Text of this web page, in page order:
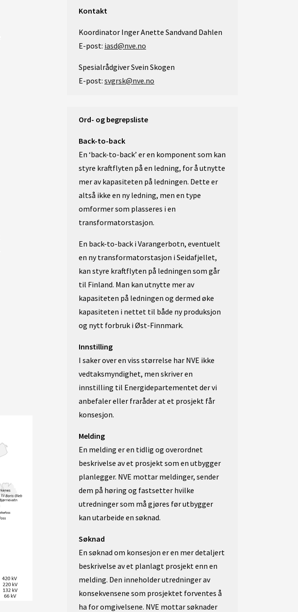
Kontakt
Koordinator Inger Anette Sandvand Dahlen
E-post: iasd@nve.no
Spesialrådgiver Svein Skogen
E-post: svgrsk@nve.no
Ord- og begrepsliste
Back-to-back
En ‘back-to-back’ er en komponent som kan
styre kraftflyten på en ledning, for å utnytte
mer av kapasiteten på ledningen. Dette er
altså ikke en ny ledning, men en type
omformer som plasseres i en
transformatorstasjon.
En back-to-back i Varangerbotn, eventuelt
en ny transformatorstasjon i Seidafjellet,
kan styre kraftflyten på ledningen som går
til Finland. Man kan utnytte mer av
kapasiteten på ledningen og dermed øke
kapasiteten i nettet til både ny produksjon
og nytt forbruk i Øst-Finnmark.
Innstilling
I saker over en viss størrelse har NVE ikke
vedtaksmyndighet, men skriver en
innstilling til Energidepartementet der vi
anbefaler eller fraråder at et prosjekt får
konsesjon.
Melding
En melding er en tidlig og overordnet
beskrivelse av et prosjekt som en utbygger
planlegger. NVE mottar meldinger, sender
dem på høring og fastsetter hvilke
utredninger som må gjøres før utbygger
kan utarbeide en søknad.
Søknad
En søknad om konsesjon er en mer detaljert
beskrivelse av et planlagt prosjekt enn en
melding. Den inneholder utredninger av
konsekvensene som prosjektet forventes å
ha for omgivelsene. NVE mottar søknader